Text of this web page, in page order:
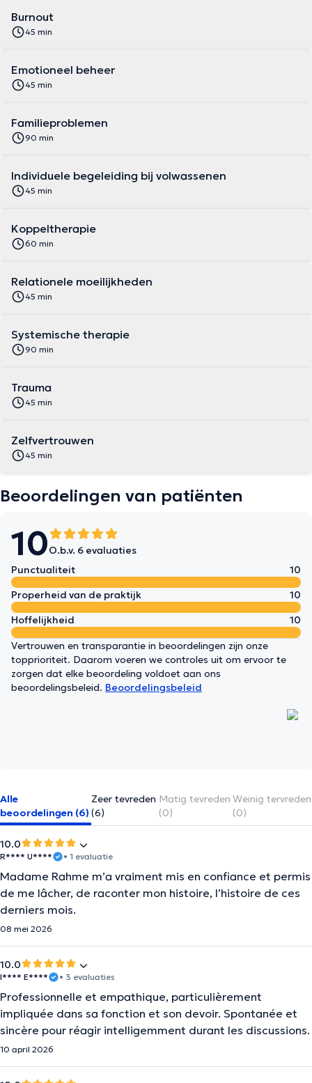
Burnout
45 min
Emotioneel beheer
45 min
Familieproblemen
90 min
Individuele begeleiding bij volwassenen
45 min
Koppeltherapie
60 min
Relationele moeilijkheden
45 min
Systemische therapie
90 min
Trauma
45 min
Zelfvertrouwen
45 min
Beoordelingen van patiënten
10O.b.v. 6 evaluaties
Punctualiteit
10
Properheid van de praktijk
10
Hoffelijkheid
10
Vertrouwen en transparantie in beoordelingen zijn onze
topprioriteit. Daarom voeren we controles uit om ervoor te
zorgen dat elke beoordeling voldoet aan ons
beoordelingsbeleid. Beoordelingsbeleid
Alle
beoordelingen (6)
Zeer tevreden
(6)
Matig tevreden
(0)
Weinig tervreden
(0)
10.0
R**** U**** • 1 evaluatie
Madame Rahme m’a vraiment mis en confiance et permis
de me lâcher, de raconter mon histoire, l’histoire de ces
derniers mois.
08 mei 2026
10.0
I**** E**** • 3 evaluaties
Professionnelle et empathique, particulièrement
impliquée dans sa fonction et son devoir. Spontanée et
sincère pour réagir intelligemment durant les discussions.
10 april 2026